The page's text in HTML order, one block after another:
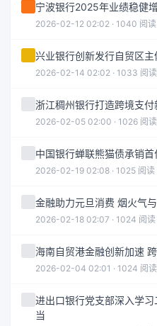
宁波银行2025年业绩稳健
2026-02-12 02:02 · 1040 阅读
兴业银行创新发行自贸区
2026-02-14 02:02 · 1033 阅读
浙江稠州银行打造跨境支付
2026-02-05 02:00 · 1026 阅读
中国银行蝉联熊猫债承销
2026-02-19 02:08 · 1025 阅读
金融助力元旦消费 烟火气
2026-02-18 02:07 · 1024 阅读
海南自贸港金融创新加速
2026-02-04 02:01 · 1024 阅读
进出口银行党支部深入学
当